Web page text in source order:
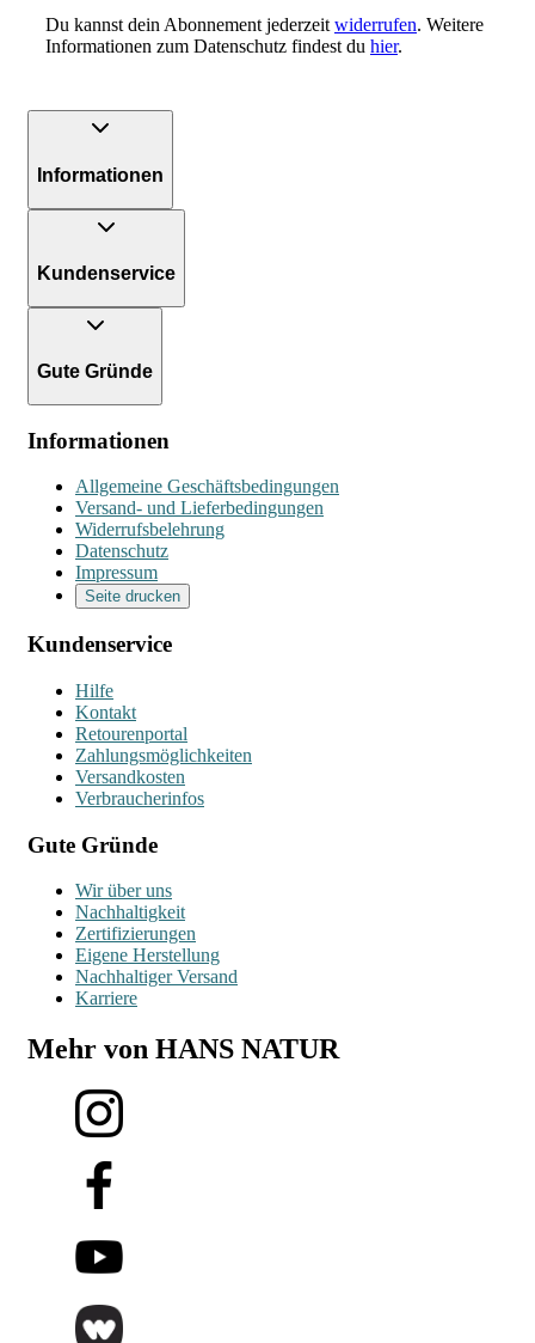
Du kannst dein Abonnement jederzeit widerrufen. Weitere
Informationen zum Datenschutz findest du hier.
Informationen
Kundenservice
Gute Gründe
Informationen
Allgemeine Geschäftsbedingungen
Versand- und Lieferbedingungen
Widerrufsbelehrung
Datenschutz
Impressum
Seite drucken
Kundenservice
Hilfe
Kontakt
Retourenportal
Zahlungsmöglichkeiten
Versandkosten
Verbraucherinfos
Gute Gründe
Wir über uns
Nachhaltigkeit
Zertifizierungen
Eigene Herstellung
Nachhaltiger Versand
Karriere
Mehr von HANS NATUR